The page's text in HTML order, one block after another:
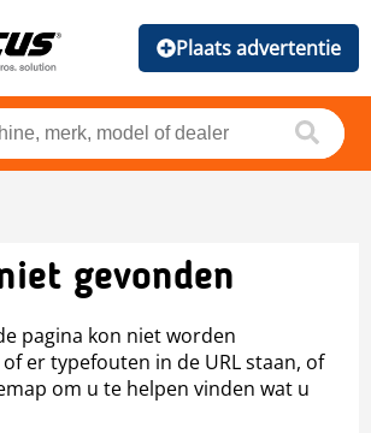
Plaats advertentie
gevonden
pagina kon niet worden
er typefouten in de URL staan, of
om u te helpen vinden wat u